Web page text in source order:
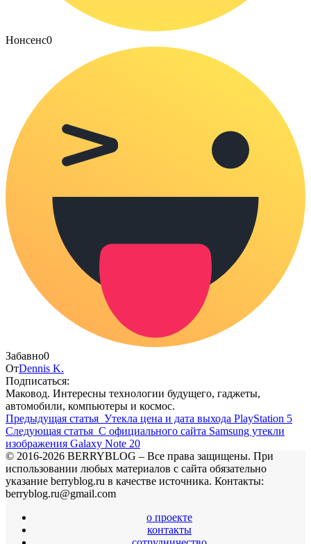
Нонсенс0
Забавно0
ОтDennis K.
Подписаться:
Маковод. Интересны технологии будущего, гаджеты,
автомобили, компьютеры и космос.
Предыдущая статья Утекла цена и дата выхода PlayStation 5
Следующая статья С официального сайта Samsung утекли
изображения Galaxy Note 20
© 2016-2026 BERRYBLOG – Все права защищены. При
использовании любых материалов с сайта обязательно
указание berryblog.ru в качестве источника. Контакты:
berryblog.ru@gmail.com
о проекте
контакты